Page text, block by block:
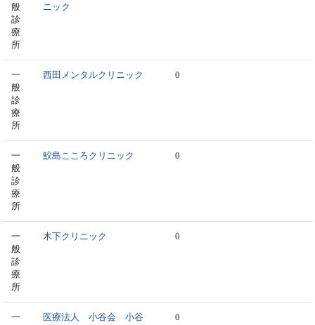
般
診
療
所
ニック
一
般
診
療
所
西田メンタルクリニック 0
一
般
診
療
所
鮫島こころクリニック 0
一
般
診
療
所
木下クリニック 0
一
医療法人 小谷会 小谷
0